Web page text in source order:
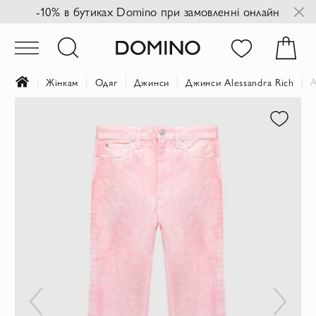
-10% в бутиках Domino при замовленні онлайн
Жінкам Одяг Джинси Джинси Alessandra Rich